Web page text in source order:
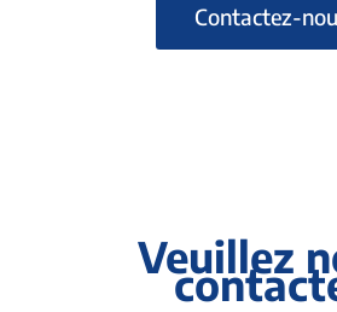
Contactez-
Veuillez